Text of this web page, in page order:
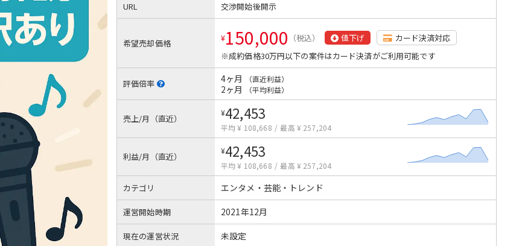
URL 交渉開始後開示
希望売却価格 ¥150,000 （税込） 値下げ
カード決済対応
※成約価格30万円以下の案件はカード決済がご利用可能です
評価倍率 4ヶ月 （直近利益）
2ヶ月 （平均利益）
売上/月（直近）
¥42,453
平均 ¥ 108,668 / 最高 ¥ 257,204
利益/月（直近）
¥42,453
平均 ¥ 108,668 / 最高 ¥ 257,204
カテゴリ エンタメ・芸能・トレンド
運営開始時期 2021年12月
現在の運営状況 未設定